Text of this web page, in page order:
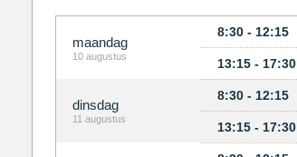
maandag
10 augustus
8:30 - 12:15
13:15 - 17:30
dinsdag
11 augustus
8:30 - 12:15
13:15 - 17:30